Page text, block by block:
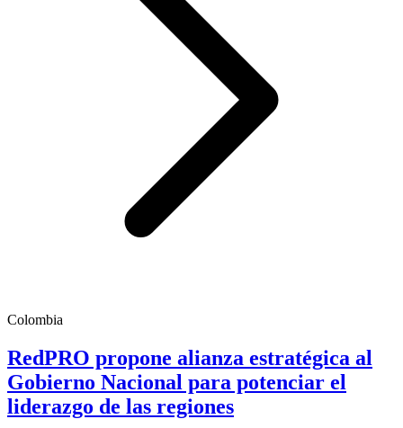
Colombia
RedPRO propone alianza estratégica al
Gobierno Nacional para potenciar el
liderazgo de las regiones